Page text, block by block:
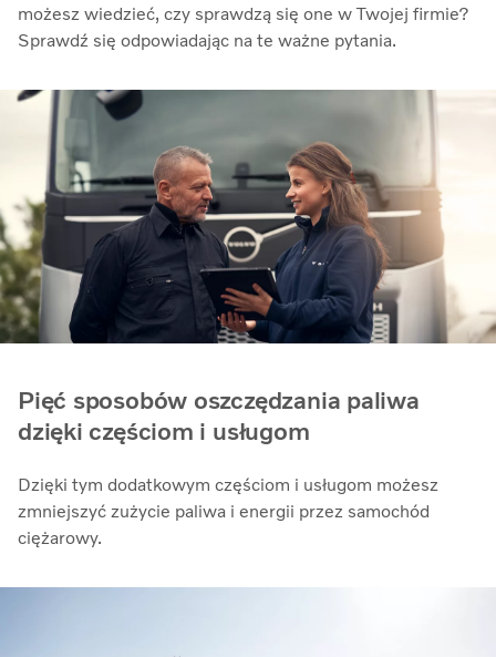
możesz wiedzieć, czy sprawdzą się one w Twojej firmie?
Sprawdź się odpowiadając na te ważne pytania.
Pięć sposobów oszczędzania paliwa
dzięki częściom i usługom
Dzięki tym dodatkowym częściom i usługom możesz
zmniejszyć zużycie paliwa i energii przez samochód
ciężarowy.